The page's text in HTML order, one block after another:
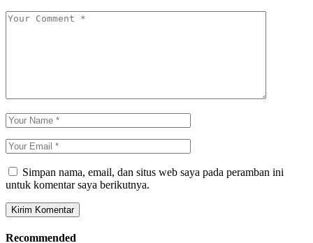
Simpan nama, email, dan situs web saya pada peramban ini
untuk komentar saya berikutnya.
Recommended